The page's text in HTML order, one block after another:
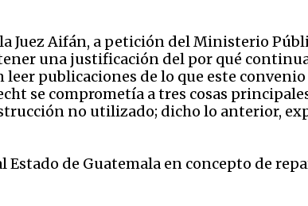
Juez Aifán, a petición del Ministerio
una justificación del por qué
publicaciones de lo que este
se comprometía a tres cosas
no utilizado; dicho lo anterior,
de Guatemala en concepto de